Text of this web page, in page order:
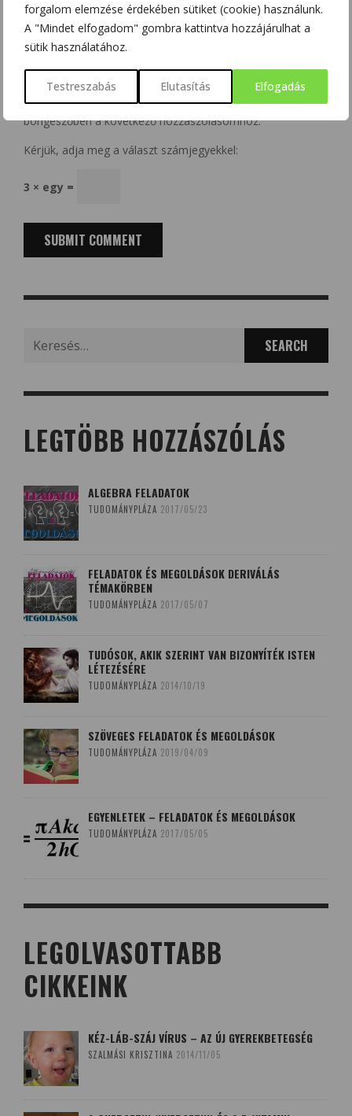
forgalom elemzése érdekében sütiket (cookie) használunk.
A "Mindet elfogadom" gombra kattintva hozzájárulhat a
sütik használatához.
Testreszabás Elutasítás Elfogadás
Website
A nevem, e-mail címem, és weboldalcímem mentése a
böngészőben a következő hozzászólásomhoz.
Kérjük, adja meg a választ számjegyekkel:
3 × egy =
LEGTÖBB HOZZÁSZÓLÁS
ALGEBRA FELADATOK
TUDOMÁNYPLÁZA 2017/05/23
FELADATOK ÉS MEGOLDÁSOK DERIVÁLÁS
TÉMAKÖRBEN
TUDOMÁNYPLÁZA 2017/05/07
TUDÓSOK, AKIK SZERINT VAN BIZONYÍTÉK ISTEN
LÉTEZÉSÉRE
TUDOMÁNYPLÁZA 2014/10/19
SZÖVEGES FELADATOK ÉS MEGOLDÁSOK
TUDOMÁNYPLÁZA 2019/04/09
EGYENLETEK – FELADATOK ÉS MEGOLDÁSOK
TUDOMÁNYPLÁZA 2017/05/05
LEGOLVASOTTABB
CIKKEINK
KÉZ-LÁB-SZÁJ VÍRUS – AZ ÚJ GYEREKBETEGSÉG
SZALMÁSI KRISZTINA 2014/11/05